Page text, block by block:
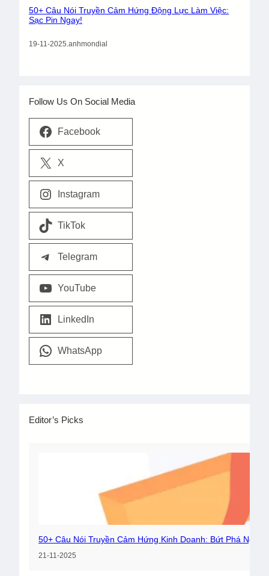
50+ Câu Nói Truyền Cảm Hứng Động Lực Làm Việc:
Sạc Pin Ngay!
19-11-2025.anhmondial
Follow Us On Social Media
Facebook
X
Instagram
TikTok
Telegram
YouTube
LinkedIn
WhatsApp
Editor’s Picks
50+ Câu Nói Truyền Cảm Hứng Kinh Doanh: Bứt Phá Ngay!
21-11-2025